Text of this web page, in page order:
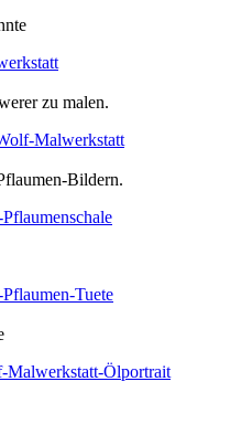
zu malen.
Bildern.